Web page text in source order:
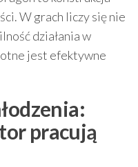
W grach liczy się nie
działania w
jest efektywne
pracują